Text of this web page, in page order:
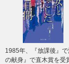
1985年、『放課後』
の献身』で直木賞を受